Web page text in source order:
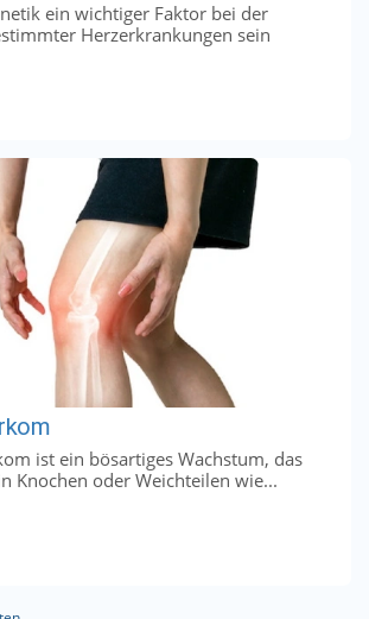
ein wichtiger Faktor bei der
Herzerkrankungen sein
ist ein bösartiges Wachstum, das
Knochen oder Weichteilen wie...